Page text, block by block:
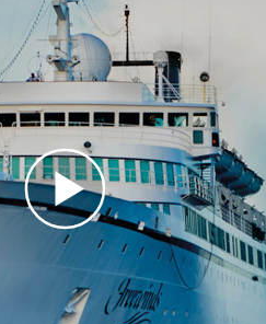
Was Scientologen über Scientology
sagen
Lernen Sie einen Scientologen kennen
Innerhalb einer Scientology Kirche
Die Grundprinzipien der Scientology
Eine Einführung in die Dianetik
Liebe und Hass – Was ist Größe?